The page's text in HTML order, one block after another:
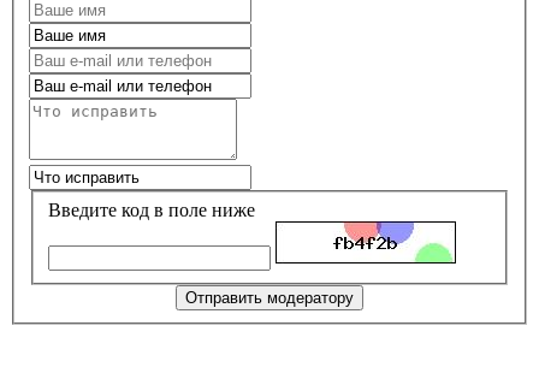
Введите код в поле ниже
Отправить модератору